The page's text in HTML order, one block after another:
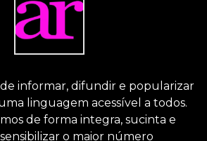
de informar, difundir e popularizar
linguagem acessível a todos.
de forma integra, sucinta e
o maior número